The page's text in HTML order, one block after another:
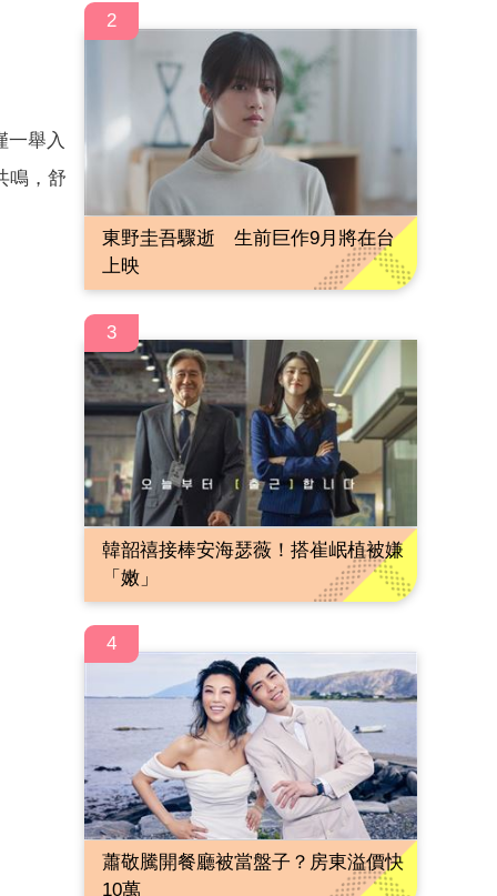
一舉入
鳴，舒
2
東野圭吾驟逝 生前巨作9月將在台
上映
3
韓韶禧接棒安海瑟薇！搭崔岷植被嫌
「嫩」
4
蕭敬騰開餐廳被當盤子？房東溢價快
10萬